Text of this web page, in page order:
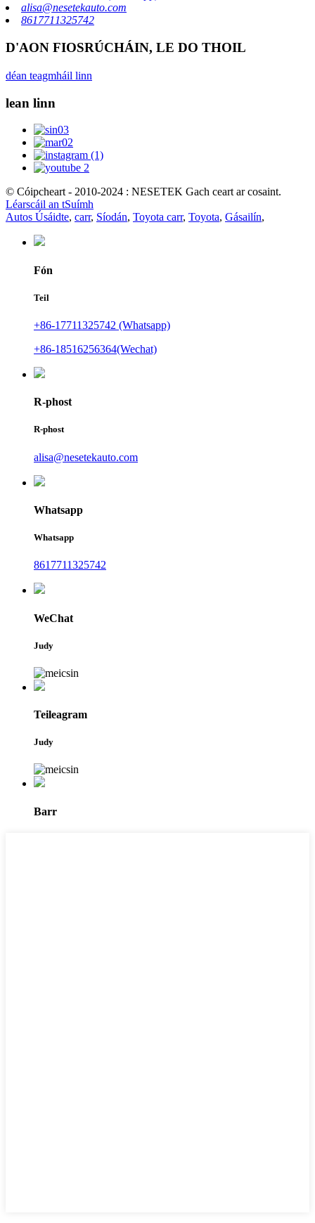
alisa@nesetekauto.com
8617711325742
D'AON FIOSRÚCHÁIN, LE DO THOIL
déan teagmháil linn
lean linn
© Cóipcheart - 2010-2024 : NESETEK Gach ceart ar cosaint.
Léarscáil an tSuímh
Autos Úsáidte, carr, Síodán, Toyota carr, Toyota, Gásailín,
Fón
Teil
+86-17711325742 (Whatsapp)
+86-18516256364(Wechat)
R-phost
R-phost
alisa@nesetekauto.com
Whatsapp
Whatsapp
8617711325742
WeChat
Judy
Teileagram
Judy
Barr